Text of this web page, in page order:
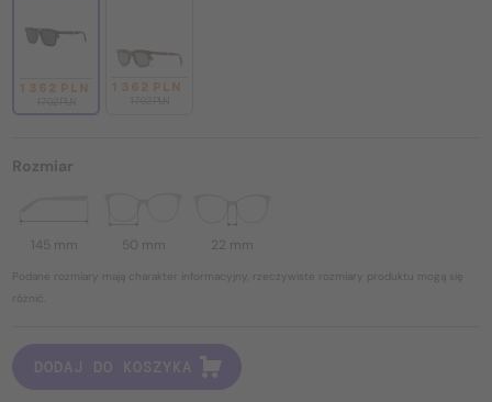
1 362 PLN 1 362 PLN
Rozmiar
145 mm 50 mm 22 mm
Podane rozmiary mają charakter informacyjny, rzeczywiste rozmiary produktu mogą się
różnić.
DODAJ DO KOSZYKA